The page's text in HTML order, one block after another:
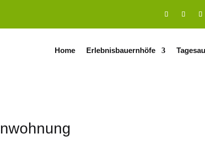
Home Erlebnisbauernhöfe